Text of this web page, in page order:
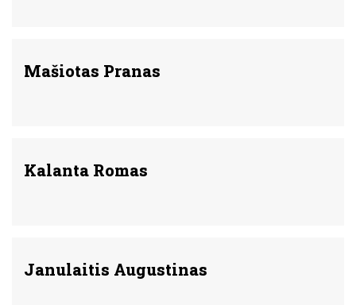
Mašiotas Pranas
Kalanta Romas
Janulaitis Augustinas